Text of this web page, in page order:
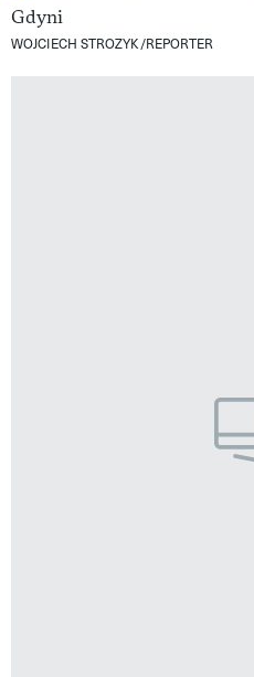
WOJCIECH STROZYK/REPORTER